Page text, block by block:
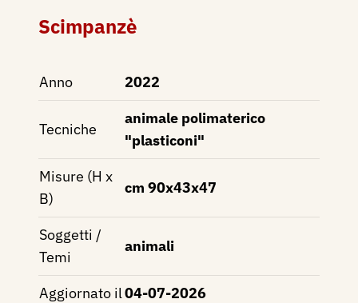
Scimpanzè
Anno 2022
Tecniche
animale polimaterico
"plasticoni"
Misure (H x
B)
cm 90x43x47
Soggetti /
Temi
animali
Aggiornato il04-07-2026